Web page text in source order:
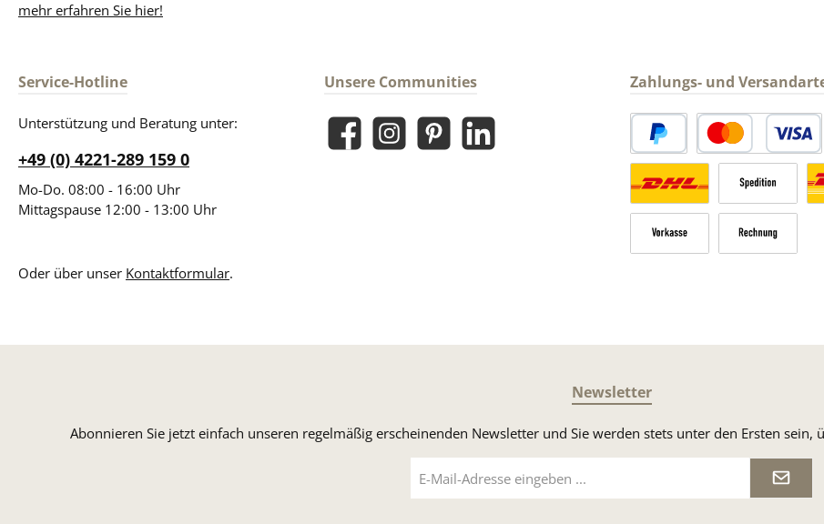
mehr erfahren Sie hier!
Service-Hotline
Unterstützung und Beratung unter:
+49 (0) 4221-289 159 0
Mo-Do. 08:00 - 16:00 Uhr
Mittagspause 12:00 - 13:00 Uhr
Oder über unser Kontaktformular.
Unsere Communities
FacebookInstagramPinterestLinkedIn
Zahlungs- und
PayPal Kredit- oder
Versandkosten Deutschland
Sperrgut
Newsletter
Abonnieren Sie jetzt einfach unseren regelmäßig erscheinenden Newsletter und Sie werden stets unter den Ersten
Mail-
Adresse